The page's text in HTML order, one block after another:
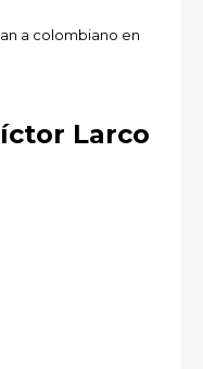
a colombiano en
Larco